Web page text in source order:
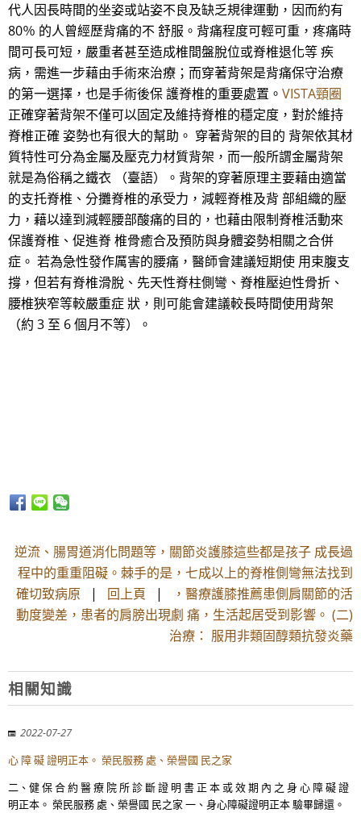
代人因長時間的坐姿或站姿不良及缺乏規律運動，因而約有
80％ 的人曾經歷背痛的不 舒服。背痛程度可輕可重，疼痛時
間可長可短，嚴重者甚至造成椎間盤脫位或脊椎退化等 疾
病，需進一步藉由手術來治療；而穿著背架是背痛保守治療
的第一選擇，也是手術後保 護脊椎的重要處置。 VISTA頸圈
正確穿著背架不僅可以固定及維持脊椎的穩定度，對於維持
脊椎正確 姿勢也有很大的幫助。 穿著背架的目的 背架依其材
質特性可分為金屬及壓克力材質背架，而一般所謂金屬背架
就是為俗稱之鐵衣 （臺語）。背架的穿著原理主要藉由適當
的支托脊椎、分攤脊椎的承受力，減輕脊椎及背 部組織的壓
力，藉以達到減輕腰部酸痛的目的，也藉由限制脊椎活動來
保護脊椎、促進脊 椎骨癒合及預防與身體姿勢相關之合併
症。 若為急性發作厲害的腰痛，醫師會建議短期使 用束腹支
撐，但若有脊椎滑脫、先天性脊柱側彎、脊椎壓迫性骨折、
腰椎狹窄等較嚴重症 狀，則可能會建議較長時間使用背架
（約 3 至 6 個月不等）。
逆流、腸胃道消化問題等，關節炎護膝這些都是孩子 成長過
程中的重重阻礙。棘手的是，七成以上的脊椎側彎無法找到
確切致病原 | 回上頁 |
，醫療護膝推薦患側肩關節的活
動度變差，患者的肩膀出現劇 痛，生活起居受到影響。 (二)
治療： 服用非類固醇類抗發炎藥
相關知識
2022-07-27
心 障 礙 證明正本。 榮民服務 處、榮譽國 民之家
二、健 保 合 約 醫 療 院 所 診 斷 證 明 書 正 本 或 效 期 內 之 身 心 障 礙 證
明正本。 榮民服務 處、榮譽國 民之家 一、身心障礙證明正本 驗畢歸還。